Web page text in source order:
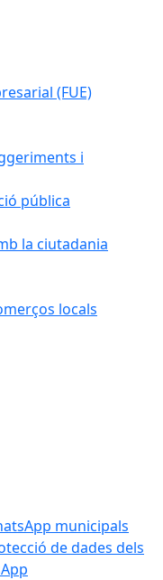
(FUE)
i
pública
la ciutadania
locals
municipals
de dades dels